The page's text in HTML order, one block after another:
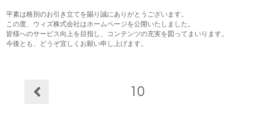
平素は格別のお引き立てを賜り誠にありがとうございます。
この度、ウィズ株式会社はホームページを公開いたしました。
皆様へのサービス向上を目指し、コンテンツの充実を図ってまいります。
今後とも、どうぞ宜しくお願い申し上げます。
10